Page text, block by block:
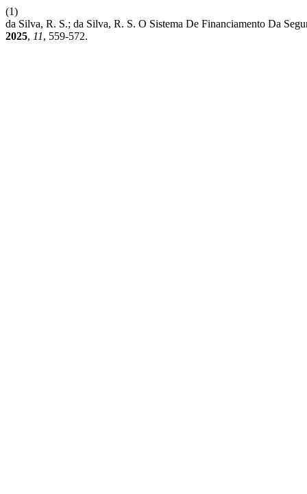
(1)
da Silva, R. S.; da Silva, R. S. O Sistema De Financiamento Da
2025, 11, 559-572.